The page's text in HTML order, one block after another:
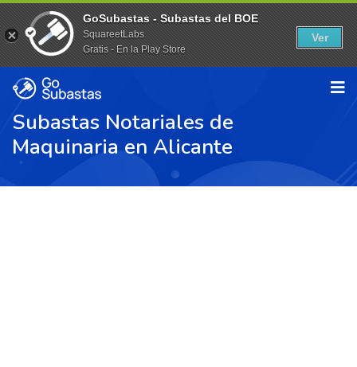
Subastas Notariales de
Maquinaria en Alicante
GoSubastas - Subastas del BOE
SquareetLabs
Gratis - En la Play Store
Ver